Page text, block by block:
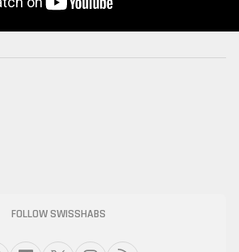
FOLLOW SWISSHABS